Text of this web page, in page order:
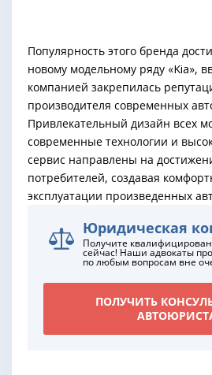
Популярность этого бренда
новому модельному ряду «Kia»,
компанией закрепилась
производителя современных
Привлекательный дизайн всех
современные технологии и
сервис направлены на
потребителей, создавая
эксплуатации произведенных
Юридическая
Получите
сейчас! Наши адвокаты
по любым вопросам вне
ПОЛУЧИТЬ